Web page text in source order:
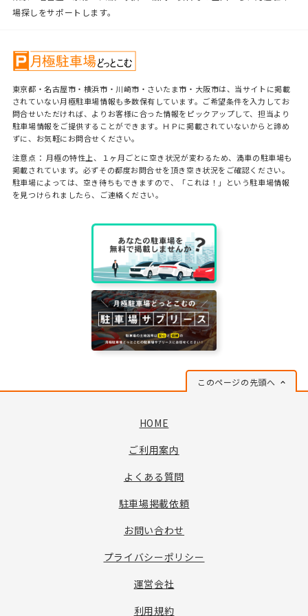
場探しをサポートします。
東京都・名古屋市・横浜市・川崎市・さいたま市・大阪市は、当サイトに掲載
されていない月極駐車場情報も多数保有しています。ご希望条件を入力してお
問合せいただければ、よりお客様に合った情報をピックアップして、担当より
駐車場情報をご提供することができます。ＨＰに掲載されていないからと諦め
ずに、お気軽にお問合せください。
注意点： 月極の特性上、１ヶ月ごとに空き状況が変わるため、満車の駐車場も
掲載されています。必ずその都度お問合せを頂き空き状況をご確認ください。
駐車場によっては、空き待ちもできますので、「これは！」という駐車場情報
を見つけられましたら、ご連絡ください。
このページの先頭へ
HOME
ご利用案内
よくある質問
駐車場掲載依頼
お問い合わせ
プライバシーポリシー
運営会社
利用規約